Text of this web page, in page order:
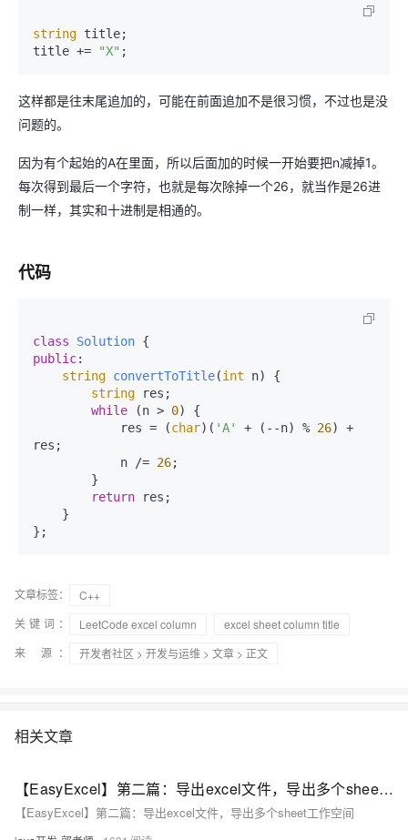
string title;
title +=
"X" ;
这样都是往末尾追加的，可能在前面追加不是很习惯，不过也是没
问题的。
因为有个起始的A在里面，所以后面加的时候一开始要把n减掉1。
每次得到最后一个字符，也就是每次除掉一个26，就当作是26进
制一样，其实和十进制是相通的。
代码
class Solution
public:
string convertToTitle(int n)
{
string res;
while (n > 0) {
            res = (
char)( 'A' + (--n) % 26) +
res;
            n /=
26;
return res;
};
文章标签：
C++
关键词：
LeetCode excel column
excel sheet column title
来 源：
开发者社区 > 开发与运维 > 文章 > 正文
相关文章
【EasyExcel】第二篇：导出excel文件，导出多个sheet工作空间
【EasyExcel】第二篇：导出excel文件，导出多个sheet工作空间